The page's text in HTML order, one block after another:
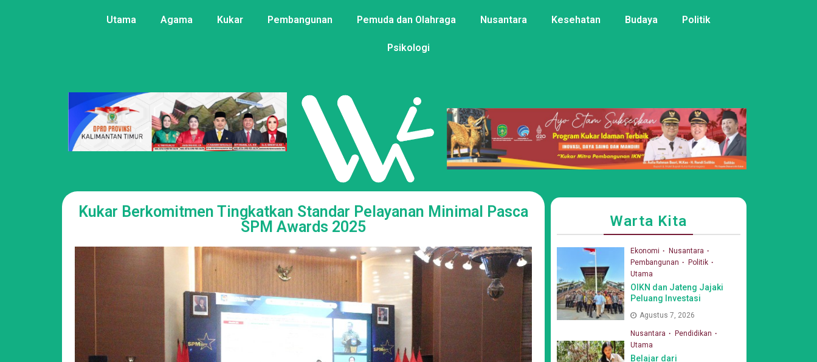
Utama Agama Kukar Pembangunan Pemuda dan Olahraga Nusantara Kesehatan Budaya Politik
Psikologi
Kukar Berkomitmen Tingkatkan Standar Pelayanan Minimal Pasca
SPM Awards 2025
Warta Kita
Ekonomi
Nusantara
Pembangunan
Politik
Utama
OIKN dan Jateng Jajaki
Peluang Investasi
Agustus 7, 2026
Nusantara
Pendidikan
Utama
Belajar dari